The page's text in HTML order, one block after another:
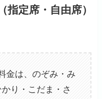
指定席・自由席）
金は、のぞみ・み
かり・こだま・さ